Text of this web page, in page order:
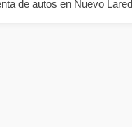
de autos en Nuevo